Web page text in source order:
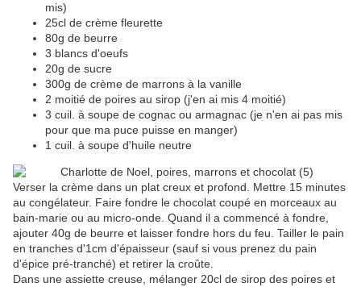
mis)
25cl de crème fleurette
80g de beurre
3 blancs d'oeufs
20g de sucre
300g de crème de marrons à la vanille
2 moitié de poires au sirop (j'en ai mis 4 moitié)
3 cuil. à soupe de cognac ou armagnac (je n'en ai pas mis
pour que ma puce puisse en manger)
1 cuil. à soupe d'huile neutre
Verser la crème dans un plat creux et profond. Mettre 15 minutes
au congélateur. Faire fondre le chocolat coupé en morceaux au
bain-marie ou au micro-onde. Quand il a commencé à fondre,
ajouter 40g de beurre et laisser fondre hors du feu. Tailler le pain
en tranches d'1cm d'épaisseur (sauf si vous prenez du pain
d'épice pré-tranché) et retirer la croûte.
Dans une assiette creuse, mélanger 20cl de sirop des poires et